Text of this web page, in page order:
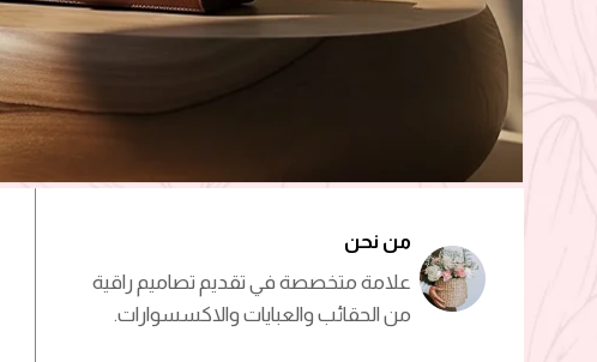
من نحن
علامة متخصصة في تقديم تصاميم راقية
من الحقائب والعبايات والاكسسوارات.